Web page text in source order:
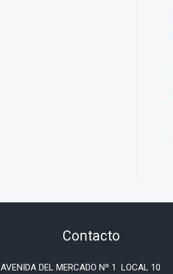
Contacto
AVENIDA DEL MERCADO Nº 1 LOCAL 10